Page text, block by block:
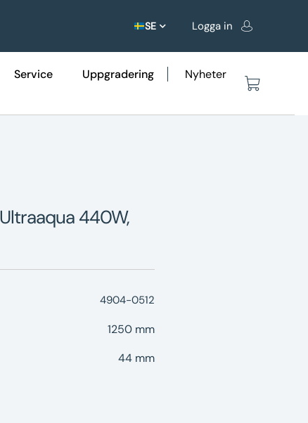
SE Logga in
Service Uppgradering
Nyheter
440W,
4904-0512
1250 mm
44 mm